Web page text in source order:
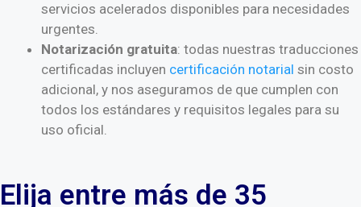
servicios acelerados disponibles para necesidades
urgentes.
Notarización gratuita: todas nuestras traducciones
certificadas incluyen certificación notarial sin costo
adicional, y nos aseguramos de que cumplen con
todos los estándares y requisitos legales para su
uso oficial.
Elija entre más de 35